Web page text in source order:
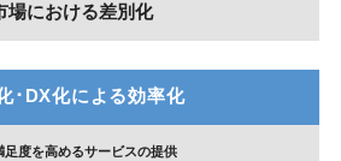
場における差別化
･DX化による効率化
足度を高めるサービスの提供